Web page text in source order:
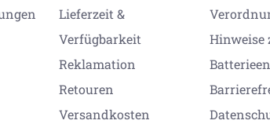
Lieferzeit &
Verfügbarkeit
Reklamation
Retouren
Versandkosten
Hinweise